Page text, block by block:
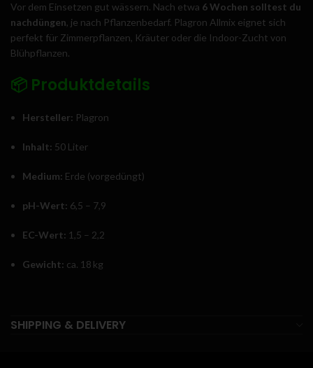
Vor dem Einsetzen gut wässern. Nach etwa 6 Wochen solltest du
nachdüngen, je nach Pflanzenbedarf. Plagron Allmix eignet sich
perfekt für Zimmerpflanzen, Kräuter oder die Indoor-Zucht von
Blühpflanzen.
📦 Produktdetails
Hersteller: Plagron
Inhalt: 50 Liter
Medium: Erde (vorgedüngt)
pH-Wert: 6,5 – 7,9
EC-Wert: 1,5 – 2,2
Gewicht: ca. 18 kg
SHIPPING & DELIVERY